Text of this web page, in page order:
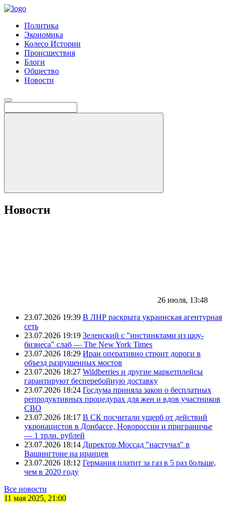
Политика
Экономика
Колесо Истории
Происшествия
Блоги
Общество
Новости
Новости
26 июля, 13:48
23.07.2026 19:39 В ЛНР раскрыта украинская агентурная
сеть
23.07.2026 19:19 Зеленский с "инстинктами из шоу-
бизнеса" слаб — The New York Times
23.07.2026 18:29 Иран оперативно строит дороги в
объезд разрушенных мостов
23.07.2026 18:27 Wildberries и другие маркетплейсы
гарантируют бесперебойную доставку
23.07.2026 18:24 Госдума приняла закон о бесплатных
репродуктивных процедурах для жен и вдов участников
СВО
23.07.2026 18:17 В СК посчитали ущерб от действий
укронацистов в Донбассе, Новороссии и приграничье
— 1 трлн. рублей
23.07.2026 18:14 Директор Моссад "настучал" в
Вашингтоне на иранцев
23.07.2026 18:12 Германия платит за газ в 5 раз больше,
чем в 2020 году
Все новости
11 мая 2025, 21:00